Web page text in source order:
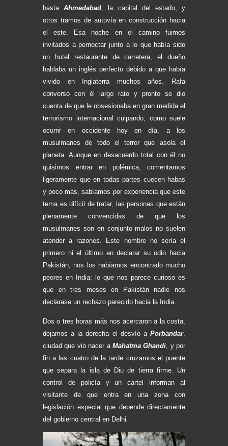
hastaAhmedabad, la capital del estado, y
otros tramos de autovía en construcción hacia
el este. Esa noche en el camino fuimos
invitados a pernoctar junto a lo que había sido
un hotel restaurante de carretera, el dueño
hablaba un inglés perfecto debido a que había
vivido en Inglaterra muchos años. Rafa
conversó con él largo rato y pronto se dio
cuenta de que le obsesionaba en gran medida el
terrorismo internacional culpando, como suele
ocurrir en occidente hoy en día, a los
musulmanes de todo el terror que asola el
planeta. Aunque en desacuerdo total con él no
quisimos entrar en polémica, comentamos
ligeramente que en todas partes cuecen habas
y poco más, sabíamos por experiencia que este
tema es difícil de tratar, las personas que están
plenamente convencidas de que los
musulmanes son en conjunto malos no suelen
atender a razones. Este hombre no sería el
primero ni el último en declarar su odio hacia
Pakistán, nos los habíamos encontrado mucho
peores en India; lo que nos parece curioso es
que en tres meses en Pakistán nadie nos
declarase un rechazo parecido hacia la India.
Dos o tres horas más nos acercaron a la costa,
dejamos a la derecha el desvío a Porbandar,
ciudad que vio nacer a Mahatma Ghandi, y por
fin a las cuatro de la tarde cruzamos el puente
que separa la isla de Diu de tierra firme. Un
control de policía y un cartel informan al
visitante de que entra en una zona con
legislación especial que depende directamente
del gobierno central en Delhi.